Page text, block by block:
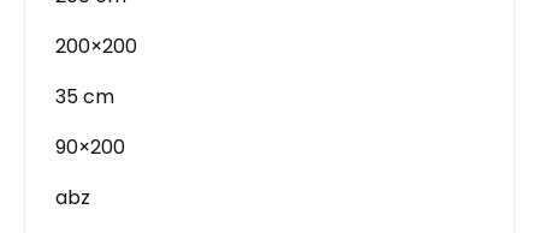
200×200
35 cm
90×200
abz